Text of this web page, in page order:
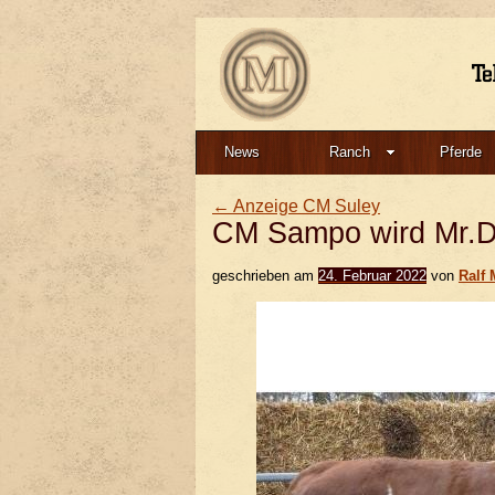
News Ranch Pferde
← Anzeige CM Suley
CM Sampo wird
geschrieben am 24. Februar 2022 von Ralf